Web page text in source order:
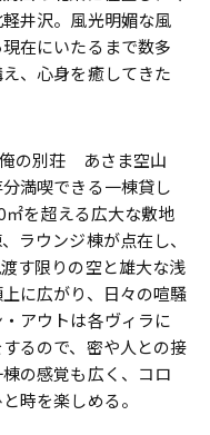
井沢。風光明媚な風
在にいたるまで数多
、心身を癒してきた
の別荘 あさま空山
満喫できる一棟貸し
を超える広大な敷地
ラウンジ棟が点在し、
す限りの空と雄大な浅
に広がり、日々の喧騒
アウトは各ヴィラに
るので、密や人との接
の感覚も広く、コロ
時を楽しめる。